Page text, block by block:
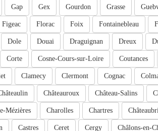
Grasse
Gourdon
Gex
Gap
Fontainebleau
Foix
Florac
Figeac
Dreux
Draguignan
Douai
Dole
Coutances
Cosne-Cours-sur-Loire
Corte
Cognac
Clermont
Clamecy
Château-Salins
Châteauroux
Chartres
Charolles
Mézières
Châlons-en-
Cergy
Ceret
Castres